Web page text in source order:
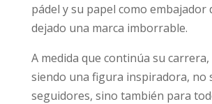
pádel y su papel como embajador
dejado una marca imborrable.
A medida que continúa su carrera,
siendo una figura inspiradora, no
seguidores, sino también para